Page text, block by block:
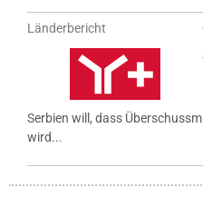
Länderbericht
Serbien will, dass
wird...